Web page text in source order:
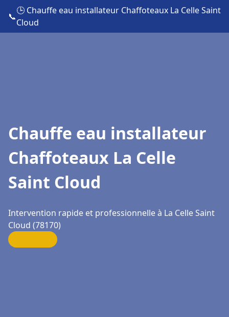
📞
🕒 Chauffe eau installateur Chaffoteaux La Celle Saint
Cloud
Chauffe eau installateur
Chaffoteaux La Celle
Saint Cloud
Intervention rapide et professionnelle à La Celle Saint
Cloud (78170)